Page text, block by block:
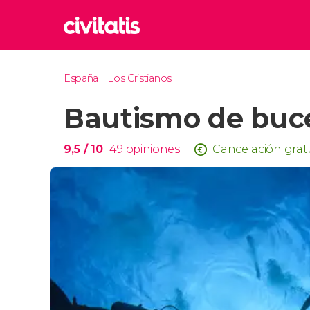
Reino
Turquía
España Los Cristianos
Bautismo de
9,5 / 10 49 opiniones Cancelación